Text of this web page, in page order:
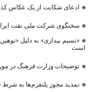
ادعای شکایت از یک عکاس
سخنگوی شرکت ملی نفت
«نسیم بیداری» به دلیل
است
توضیحات وزارت فرهنگ در
تمدید مجوز پلتفرم‌ها به